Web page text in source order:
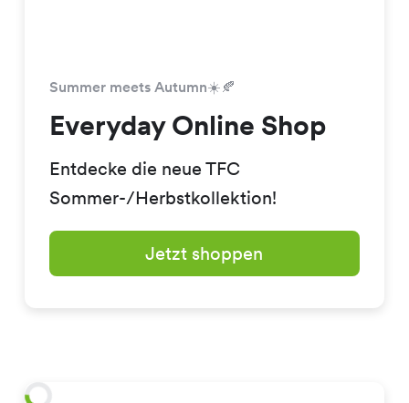
Summer meets Autumn☀️🍂
Everyday Online Shop
Entdecke die neue TFC
Sommer-/Herbstkollektion!
Jetzt shoppen